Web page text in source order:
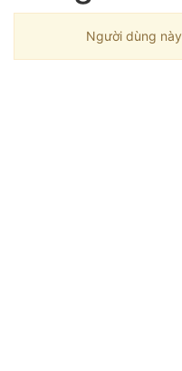
Người dùng